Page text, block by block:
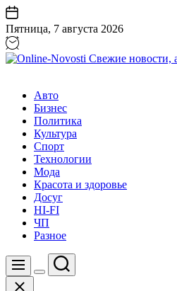
Перейти
к
содержанию
Пятница, 7 августа 2026
Свежие
новости,
анонсы,
интервью,
репортаж
Авто
Бизнес
Политика
Культура
Спорт
Технологии
Мода
Красота и здоровье
Досуг
HI-FI
ЧП
Разное
Меню
Цвет
Поиск
Закрыть